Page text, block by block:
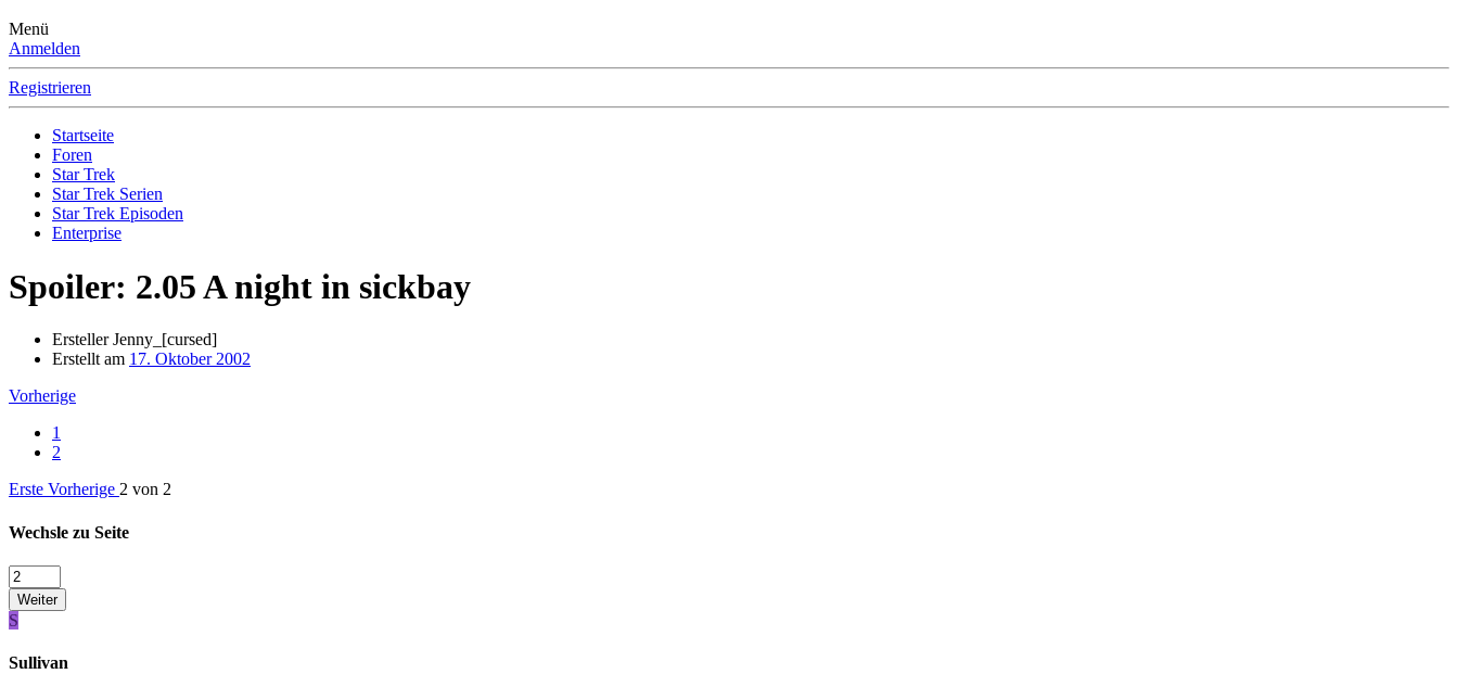
Menü
Anmelden
Registrieren
Startseite
Foren
Star Trek
Star Trek Serien
Star Trek Episoden
Enterprise
Spoiler: 2.05 A night in sickbay
Ersteller Jenny_[cursed]
Erstellt am 17. Oktober 2002
Vorherige
1
2
Erste Vorherige 2 von 2
Wechsle zu Seite
Weiter
S
Sullivan